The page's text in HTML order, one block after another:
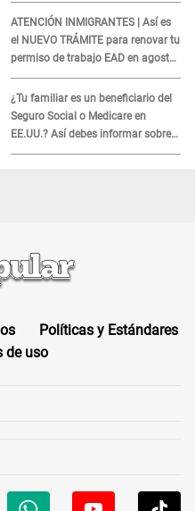
ATENCIÓN INMIGRANTES | Así es
el NUEVO TRÁMITE para renovar tu
permiso de trabajo EAD en agosto
del 2026
¿Tu familiar es un beneficiario del
Seguro Social o Medicare en
EE.UU.? Así debes informar sobre
su muerte para EVITAR COBROS
Políticas y Estándares
de uso